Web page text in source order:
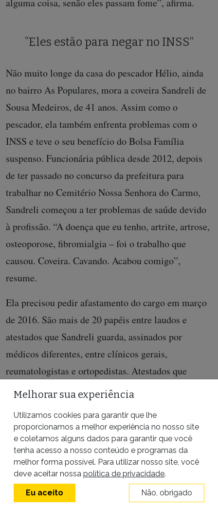
alguma coisa, senão eles passam fome”, afirma.
“Eles estão para negar no INSS”
Não muito longe da casa do pescador Hélio, ainda
no bairro As Populares, mora a coveira Sandreli de
Sousa Medeiros, de 41 anos. Assim como o
pescador, ela também enfrenta problemas com o
INSS e teve o seu benefício do Bolsa Família
suspenso. Funcionária pública desde 2012, depois
de ter passado no concurso da prefeitura para
trabalhar no Cemitério Nossa Senhora do Carmo,
Sandreli começou a ter problemas de saúde devido
à profissão. “A doença que eu tenho, artrite, artrose,
osteoporose, fibromialgia – foi o trabalho que
causou. Coveira. Cavando. Acabou comigo”,
resume.
Ela precisou pedir afastamento do cargo em março
de 2016. São mais de 20 papéis entre laudos e
atestados que Sandreli guarda, assinados por
médicos diferentes, entre clínicos gerais,
reumatologistas e ortopedistas. Atestados que
informam o exato problema de saúde: ela se
não podendo exercer suas funções laborais por
tempo indeterminado. Laudos que descrevem que a
paciente tem abaulamento discal, um processo de
desgaste ou perda da elasticidade do disco
intervertebral, em diferentes vertebras. Esse é o
Melhorar sua experiência
Utilizamos cookies para garantir que lhe
proporcionamos a melhor experiência no nosso site
e coletamos alguns dados para garantir que você
tenha acesso a nosso conteúdo e programas da
melhor forma possível. Para utilizar nosso site, você
deve aceitar nossa política de privacidade.
Eu aceito Não, obrigado